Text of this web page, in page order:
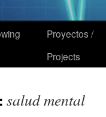
Proyectos /
Projects
salud mental